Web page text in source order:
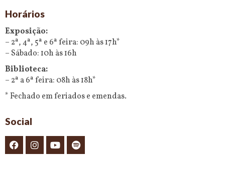
Horários
Exposição:
– 2ª, 4ª, 5ª e 6ª feira: 09h às 17h*
– Sábado: 10h às 16h
Biblioteca:
– 2ª a 6ª feira: 08h às 18h*
* Fechado em feriados e emendas.
Social